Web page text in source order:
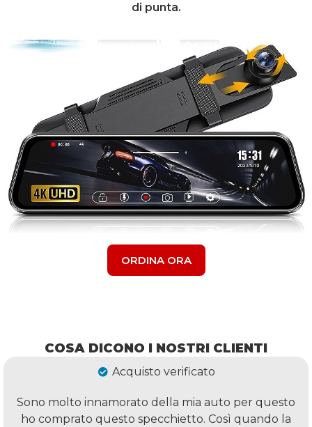
di punta.
ORDINA ORA
COSA DICONO I NOSTRI CLIENTI
Acquisto verificato
Sono molto innamorato della mia auto per questo
ho comprato questo specchietto. Così quando la